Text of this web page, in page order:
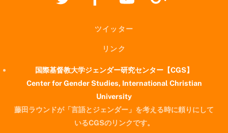
ツイッター
リンク
国際基督教大学ジェンダー研究センター【CGS】
Center for Gender Studies, International Christian
University
藤田ラウンドが「言語とジェンダー」を考える時に頼りにして
いるCGSのリンクです。